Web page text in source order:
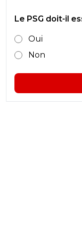
Le PSG doit-il
Oui
Non